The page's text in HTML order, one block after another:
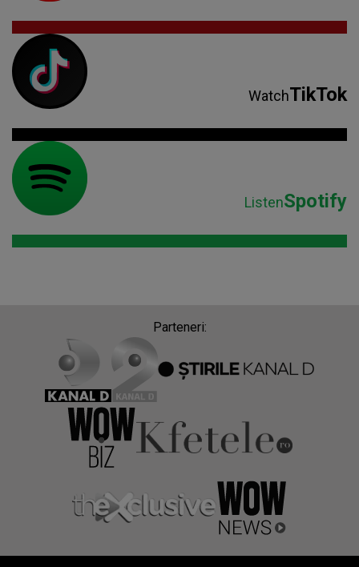
WatchTikTok
ListenSpotify
Parteneri: